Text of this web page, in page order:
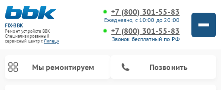
FIX-BBK
Ремонт устройств BBK
Специализированный
cервисный центр г.Липецк
+7 (800) 301-55-83
Ежедневно, с 10:00 до 20:00
+7 (800) 301-55-83
Звонок бесплатный по РФ
Мы ремонтируем Позвонить